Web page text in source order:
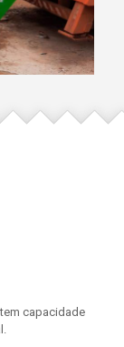
capacidade